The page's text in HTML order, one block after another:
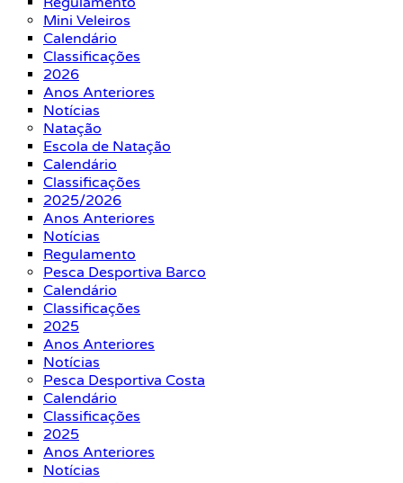
Mini Veleiros
Calendário
Classificações
2026
Anos Anteriores
Notícias
Natação
Escola de Natação
Calendário
Classificações
2025/2026
Anos Anteriores
Notícias
Regulamento
Pesca Desportiva Barco
Calendário
Classificações
2025
Anos Anteriores
Notícias
Pesca Desportiva Costa
Calendário
Classificações
2025
Anos Anteriores
Notícias